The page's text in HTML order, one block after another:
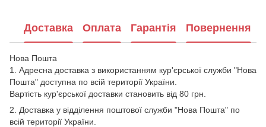
Доставка Оплата Гарантія Повернення
Нова Пошта
1. Адресна доставка з використанням кур'єрської служби "Нова
Пошта" доступна по всій території України.
Вартість кур'єрської доставки становить від 80 грн.
2. Доставка у відділення поштової служби "Нова Пошта" по
всій території України.